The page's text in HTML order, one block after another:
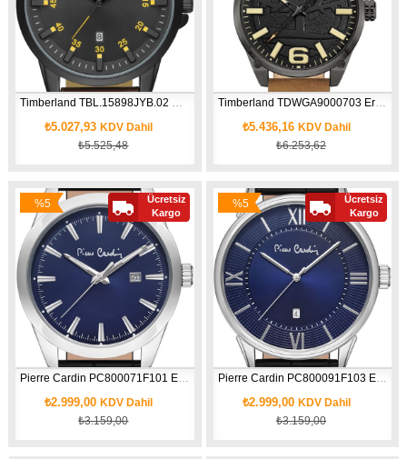
Timberland TBL.15898JYB.02 Erkek Kol Saati
₺5.027,93KDV Dahil
₺5.525,48
Timberland TDWGA9000703 Erkek Kol Saati
₺5.436,16KDV Dahil
₺6.253,62
Pierre Cardin PC800071F101 Erkek Kol Saati
₺2.999,00KDV Dahil
₺3.159,00
%5
İndirim
Ücretsiz
Kargo
Pierre Cardin PC800091F103 Erkek Kol Saati
₺2.999,00KDV Dahil
₺3.159,00
%5
İndirim
Ücretsiz
Kargo